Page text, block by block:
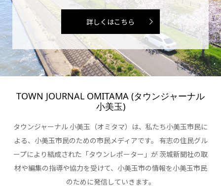
詳しくはこちら
TOWN JOURNAL OMITAMA (タウンジャーナル
小美玉)
タウンジャーナル 小美玉（オミタマ）は、私たち小美玉市民に
よる、小美玉市民のための市民メディアです。 有志の住民グル
ープにより結成された「タウンレポーター」が 茨城新聞社の取
材や編集の指導や協力を受けて、小美玉市の情報を小美玉市民
のために発信していきます。